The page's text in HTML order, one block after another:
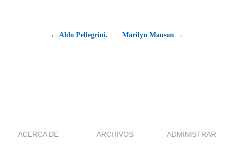
← Aldo Pellegrini. Marilyn Manson →
ACERCA DE ARCHIVOS ADMINISTRAR